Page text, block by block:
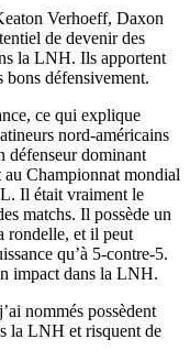
Verhoeff, Daxon
de devenir des
la LNH. Ils apportent
bons défensivement.
ce qui explique
nord-américains
défenseur dominant
au Championnat mondial
Il était vraiment le
matchs. Il possède un
rondelle, et il peut
qu’à 5-contre-5.
impact dans la LNH.
nommés possèdent
la LNH et risquent de